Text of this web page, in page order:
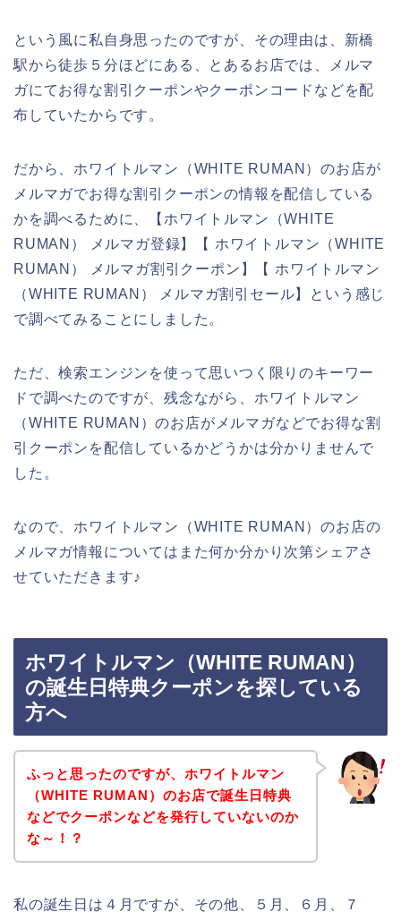
という風に私自身思ったのですが、その理由は、新橋
駅から徒歩５分ほどにある、とあるお店では、メルマ
ガにてお得な割引クーポンやクーポンコードなどを配
布していたからです。
だから、ホワイトルマン（WHITE RUMAN）のお店が
メルマガでお得な割引クーポンの情報を配信している
かを調べるために、【ホワイトルマン（WHITE
RUMAN） メルマガ登録】【 ホワイトルマン（WHITE
RUMAN） メルマガ割引クーポン】【 ホワイトルマン
（WHITE RUMAN） メルマガ割引セール】という感じ
で調べてみることにしました。
ただ、検索エンジンを使って思いつく限りのキーワー
ドで調べたのですが、残念ながら、ホワイトルマン
（WHITE RUMAN）のお店がメルマガなどでお得な割
引クーポンを配信しているかどうかは分かりませんで
した。
なので、ホワイトルマン（WHITE RUMAN）のお店の
メルマガ情報についてはまた何か分かり次第シェアさ
せていただきます♪
ホワイトルマン（WHITE RUMAN）
の誕生日特典クーポンを探している
方へ
ふっと思ったのですが、ホワイトルマン
（WHITE RUMAN）のお店で誕生日特典
などでクーポンなどを発行していないのか
な～！？
私の誕生日は４月ですが、その他、５月、６月、７